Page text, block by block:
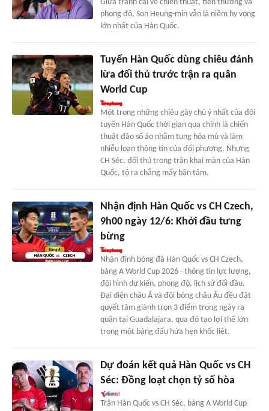
Giữa tranh cãi về chiến thuật, tiền thưởng và
phong độ, Son Heung-min vẫn là niềm hy vọng
lớn nhất của Hàn Quốc.
Tuyển Hàn Quốc dùng chiêu đánh
lừa đối thủ trước trận ra quân
World Cup
Một trong những chiêu gây chú ý nhất của đội
tuyển Hàn Quốc thời gian qua chính là chiến
thuật đảo số áo nhằm tung hỏa mù và làm
nhiễu loạn thông tin của đối phương. Nhưng
CH Séc, đối thủ trong trận khai màn của Hàn
Quốc, tỏ ra chẳng mấy bận tâm.
Nhận định Hàn Quốc vs CH Czech,
9h00 ngày 12/6: Khởi đầu tưng
bừng
Nhận định bóng đá Hàn Quốc vs CH Czech,
bảng A World Cup 2026 - thông tin lực lượng,
đội hình dự kiến, phong độ, lịch sử đối đầu.
Đại diện châu Á và đội bóng châu Âu đều đặt
quyết tâm giành trọn 3 điểm trong ngày ra
quân tại Guadalajara, qua đó tạo lợi thế lớn
trong một bảng đấu hứa hẹn khốc liệt.
Dự đoán kết quả Hàn Quốc vs CH
Séc: Đồng loạt chọn tỷ số hòa
Trận Hàn Quốc vs CH Séc, bảng A World Cup